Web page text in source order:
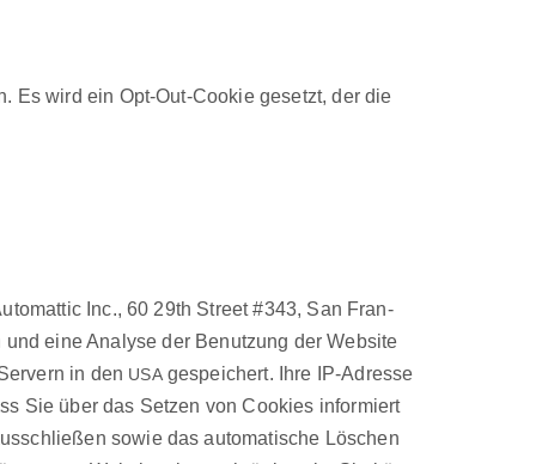
Es wird ein Opt-Out-Cook­ie geset­zt, der die
Inc., 60 29th Street #343, San Fran­
eine Analyse der Benutzung der Web­site
in den USAgespe­ichert. Ihre IP-Adresse
Sie über das Set­zen von Cook­ies informiert
sowie das automa­tis­che Löschen